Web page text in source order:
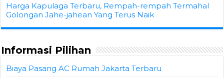
Harga Kapulaga Terbaru, Rempah-rempah Termahal
Golongan Jahe-jahean Yang Terus Naik
Informasi Pilihan
Biaya Pasang AC Rumah Jakarta Terbaru